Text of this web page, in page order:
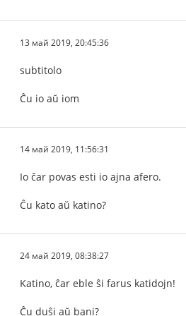
13 май 2019, 20:45:36
subtitolo
Ĉu io aŭ iom
14 май 2019, 11:56:31
Io ĉar povas esti io ajna afero.
Ĉu kato aŭ katino?
24 май 2019, 08:38:27
Katino, ĉar eble ŝi farus katidojn!
Ĉu duŝi aŭ bani?